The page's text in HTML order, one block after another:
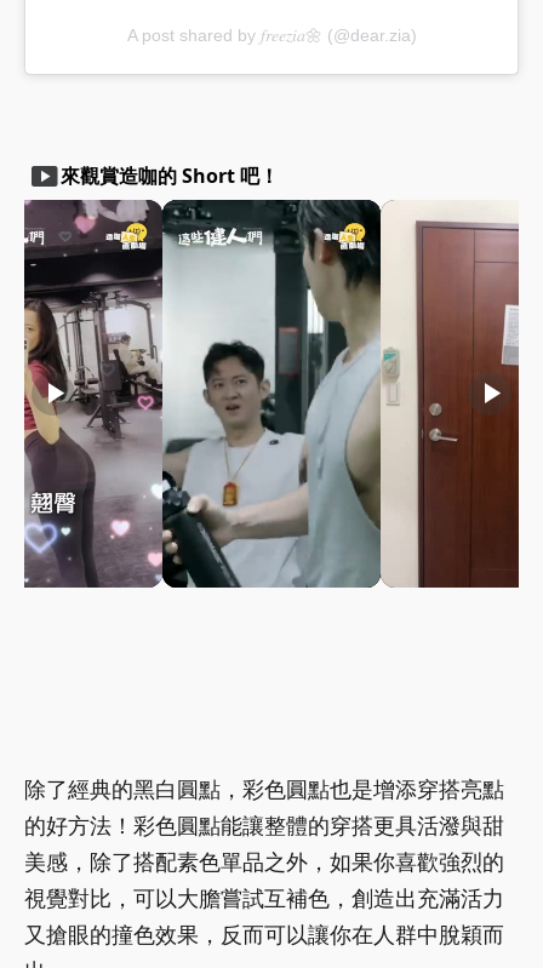
A post shared by 𝑓𝑟𝑒𝑒𝑧𝑖𝑎🌼 (@dear.zia)
smart_display來觀賞造咖的 Short 吧！
play_arrow play_arrow play_arrow
除了經典的黑白圓點，彩色圓點也是增添穿搭亮點
的好方法！彩色圓點能讓整體的穿搭更具活潑與甜
美感，除了搭配素色單品之外，如果你喜歡強烈的
視覺對比，可以大膽嘗試互補色，創造出充滿活力
又搶眼的撞色效果，反而可以讓你在人群中脫穎而